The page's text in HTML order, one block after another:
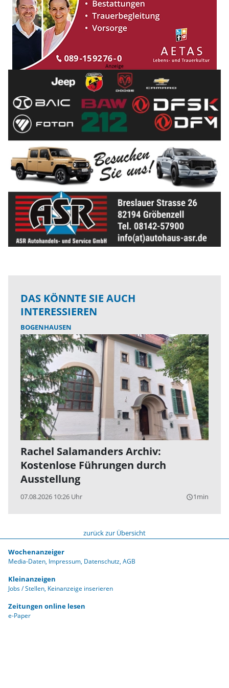
DAS KÖNNTE SIE AUCH
INTERESSIEREN
BOGENHAUSEN
Rachel Salamanders Archiv:
Kostenlose Führungen durch
Ausstellung
07.08.2026 10:26 Uhr query_builder1min
zurück zur Übersicht
Wochenanzeiger
Media-Daten Impressum Datenschutz AGB
Kleinanzeigen
Jobs / Stellen Keinanzeige inserieren
Zeitungen online lesen
e-Paper